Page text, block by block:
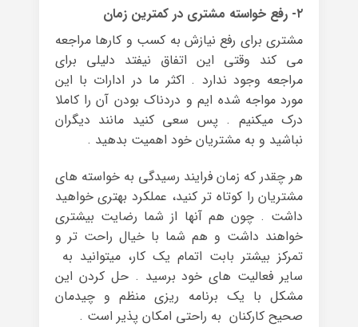
۲- رفع خواسته مشتری در کمترین زمان
مشتری برای رفع نیازش به کسب و کارها مراجعه
می کند وقتی این اتفاق نیفتد دلیلی برای
مراجعه وجود ندارد . اکثر ما در ادارات با این
مورد مواجه شده ایم و دردناک بودن آن را کاملا
درک میکنیم . پس سعی کنید مانند دیگران
نباشید و به مشتریان خود اهمیت بدهید .
هر چقدر که زمان فرایند رسیدگی به خواسته های
مشتریان را کوتاه تر کنید، عملکرد بهتری خواهید
داشت . چون هم آنها از شما رضایت بیشتری
خواهند داشت و هم شما با خیال راحت تر و
تمرکز بیشتر بابت اتمام یک کار، میتوانید به
سایر فعالیت های خود برسید . حل کردن این
مشکل با یک برنامه ریزی منظم و چیدمان
صحیح کارکنان به راحتی امکان پذیر است .